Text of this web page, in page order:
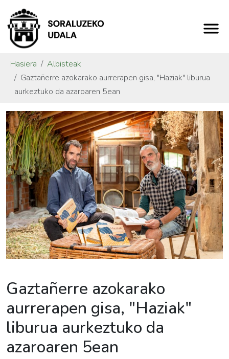
Hasiera
Albisteak
Gaztañerre azokarako aurrerapen gisa, "Haziak" liburua
aurkeztuko da azaroaren 5ean
Gaztañerre azokarako
aurrerapen gisa, "Haziak"
liburua aurkeztuko da
azaroaren 5ean